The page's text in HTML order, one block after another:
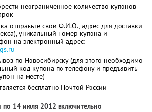
неограниченное количество купонов
отправьте свои Ф.И.О., адрес для доставки
уникальный номер купона и
на электронный адрес:
по Новосибирску (для этого необходимо
код купона по телефону и предъявить
на месте)
бесплатно Почтой России
по 14 июля 2012 включительно